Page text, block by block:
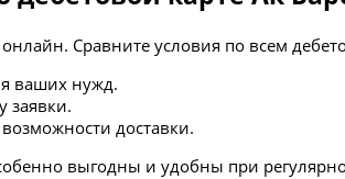
Сравните условия по всем
ваших нужд.
заявки.
доставки.
выгодны и удобны при